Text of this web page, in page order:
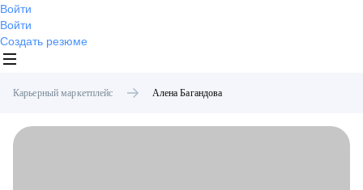
Войти
Войти
Создать резюме
Карьерный маркетплейс Алена Багандова